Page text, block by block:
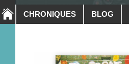
CHRONIQUES BLOG